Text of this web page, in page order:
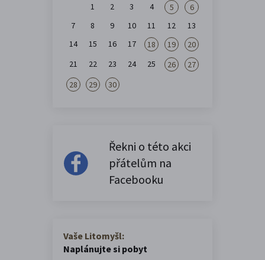
1
2 3 4 5
6
7
8 9 10 11 12
13
14
15 16 17 18 19
20
21
22 23 24 25 26
27
28
29 30
Řekni o této akci
přátelům na
Facebooku
Vaše Litomyšl:
Naplánujte si pobyt